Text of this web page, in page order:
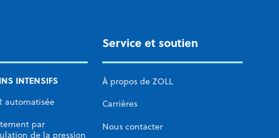
INTENSIFS
automatisée
par
de la pression
Service et soutien
À propos de ZOLL
Carrières
Nous contacter